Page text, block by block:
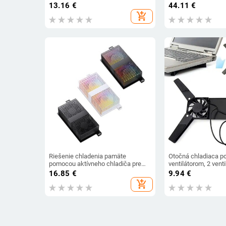
Skladací Držiak Nastaviteľný
Príslušenstvo Pre PC Stojan Na
Notebook Podpora Tabletu
13.16 €
add_shopping_cart
LED podsvietený
notebooky 13-18
notebooky Macbook
44.11 €
Riešenie chladenia pamäte
pomocou aktívneho chladiča pre
DDR, DDR2, DDR3, DDR4, DDR5 a
16.85 €
add_shopping_cart
Otočná chladiaca
ventilátorom, 2
pre notebook, stojan
9.94€